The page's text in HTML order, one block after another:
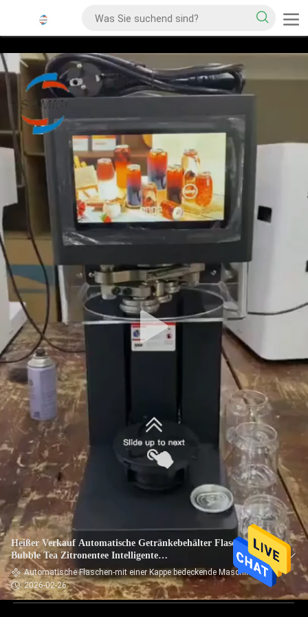
Heißer Verkauf Automatische Getränkebehälter Flasche Bier
Bubble Tea Zitronentee Intelligente
Dosenversiegelungsmaschine Kunststoff Soda
Dosenversiegelungsmaschine
Automatische Flaschen-mit einer Kappe bedeckende Maschine
2026-02-26